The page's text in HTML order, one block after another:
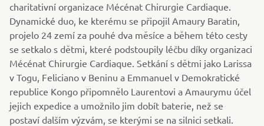
charitativní organizace Mécénat Chirurgie Cardiaque.
Dynamické duo, ke kterému se připojil Amaury Baratin,
projelo 24 zemí za pouhé dva měsíce a během této cesty
se setkalo s dětmi, které podstoupily léčbu díky organizaci
Mécénat Chirurgie Cardiaque. Setkání s dětmi jako Larissa
v Togu, Feliciano v Beninu a Emmanuel v Demokratické
republice Kongo připomnělo Laurentovi a Amaurymu účel
jejich expedice a umožnilo jim dobít baterie, než se
postaví dalším výzvám, se kterými se na silnici setkali.